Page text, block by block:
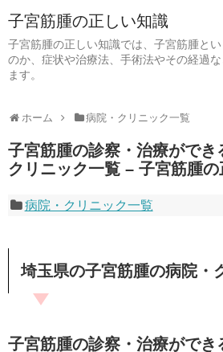
子宮筋腫の正しい知識
子宮筋腫の正しい知識では、子宮筋腫と
のか、症状や治療法、手術法やその経過
ます。
ホーム 病院・クリニック一覧
子宮筋腫の診察・治療ができ
クリニック一覧 – 子宮筋腫
病院・クリニック一覧
埼玉県の子宮筋腫の病院・
子宮筋腫の診察・治療ができ